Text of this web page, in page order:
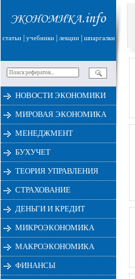
статьи| учебники| лекции| шпаргалки
НОВОСТИ ЭКОНОМИКИ
МИРОВАЯ ЭКОНОМИКА
МЕНЕДЖМЕНТ
БУХУЧЕТ
ТЕОРИЯ УПРАВЛЕНИЯ
СТРАХОВАНИЕ
ДЕНЬГИ И КРЕДИТ
МИКРОЭКОНОМИКА
МАКРОЭКОНОМИКА
ФИНАНСЫ